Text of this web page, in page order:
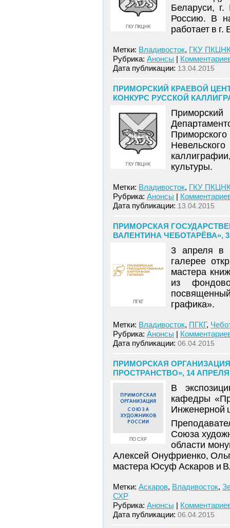
ГКУ ПКЦНК
Беларуси,
Россию. В
работает в
Метки: Владивосток, ГКУ
Рубрика: Анонсы |
Дата публикации: 13.04.2015
ПРИМОРСКИЙ КРАЕВОЙ
КОНКУРС РУССКОЙ
ГКУ ПКЦНК
Приморский
культуры.
Метки: Владивосток, ГКУ
Рубрика: Анонсы |
Дата публикации: 13.04.2015
ПРИМОРСКАЯ
ВАЛЕНТИНА ЧЕБОТАРЁВА»,
ПГКГ
3 апреля в
галерее
мастера
из
графика».
Метки: Владивосток, ПГКГ,
Рубрика: Анонсы |
Дата публикации: 06.04.2015
ПРИМОРСКАЯ
ПРОСТРАНСТВО», 14
ПО СХР
В
кафедры
Инженерной
Союза
области
Алексей Онуфриенко,
мастера Юсуф Аскаров и
Метки: Аскаров, Владивосток,
СХР
Рубрика: Анонсы |
Дата публикации: 06.04.2015